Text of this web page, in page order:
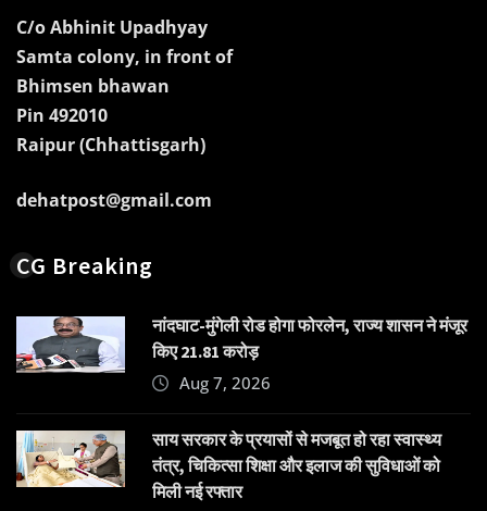
C/o Abhinit Upadhyay
Samta colony, in front of
Bhimsen bhawan
Pin 492010
Raipur (Chhattisgarh)
dehatpost@gmail.com
CG Breaking
नांदघाट-मुंगेली रोड होगा फोरलेन, राज्य शासन ने मंजूर
किए 21.81 करोड़
Aug 7, 2026
साय सरकार के प्रयासों से मजबूत हो रहा स्वास्थ्य
तंत्र, चिकित्सा शिक्षा और इलाज की सुविधाओं को
मिली नई रफ्तार